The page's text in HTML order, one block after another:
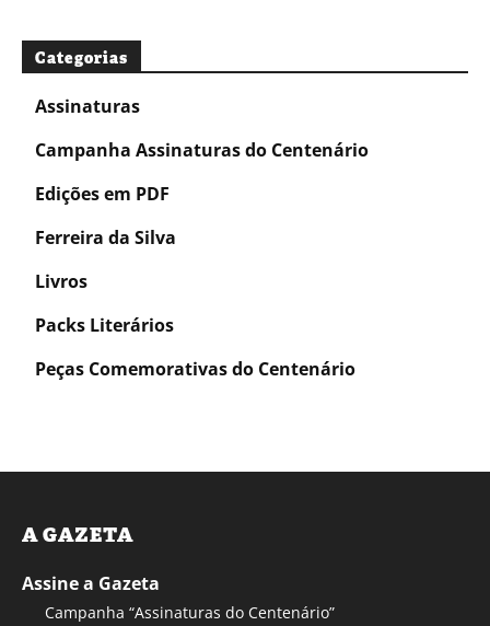
Categorias
Assinaturas
Campanha Assinaturas do Centenário
Edições em PDF
Ferreira da Silva
Livros
Packs Literários
Peças Comemorativas do Centenário
A GAZETA
Assine a Gazeta
Campanha “Assinaturas do Centenário”